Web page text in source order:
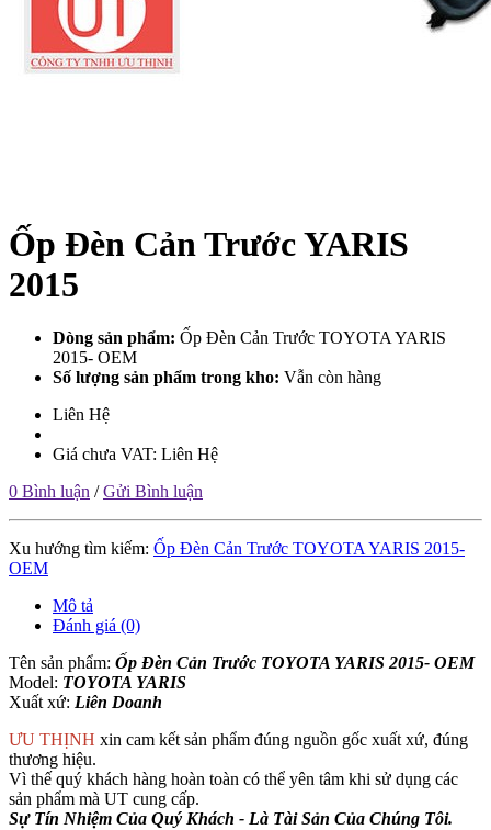
Ốp Đèn Cản Trước YARIS
2015
Dòng sản phẩm: Ốp Đèn Cản Trước TOYOTA YARIS
2015- OEM
Số lượng sản phẩm trong kho: Vẫn còn hàng
Liên Hệ
Giá chưa VAT: Liên Hệ
0 Bình luận /Gửi Bình luận
Xu hướng tìm kiếm: Ốp Đèn Cản Trước TOYOTA YARIS 2015-
OEM
Mô tả
Đánh giá (0)
Tên sản phẩm: Ốp Đèn Cản Trước TOYOTA YARIS 2015- OEM
Model: TOYOTA YARIS
Xuất xứ: Liên Doanh
ƯU THỊNH xin cam kết sản phẩm đúng nguồn gốc xuất xứ, đúng
thương hiệu.
Vì thế quý khách hàng hoàn toàn có thể yên tâm khi sử dụng các
sản phẩm mà UT cung cấp.
Sự Tín Nhiệm Của Quý Khách - Là Tài Sản Của Chúng Tôi.